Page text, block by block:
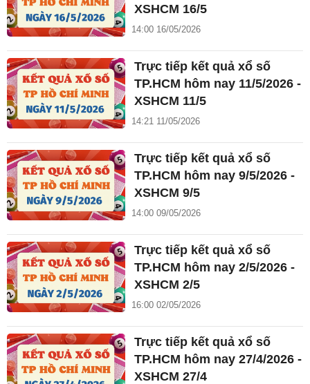
XSHCM 16/5
14:00 16/05/2026
Trực tiếp kết quả xổ số
TP.HCM hôm nay 11/5/2026 -
XSHCM 11/5
14:21 11/05/2026
Trực tiếp kết quả xổ số
TP.HCM hôm nay 9/5/2026 -
XSHCM 9/5
14:00 09/05/2026
Trực tiếp kết quả xổ số
TP.HCM hôm nay 2/5/2026 -
XSHCM 2/5
16:00 02/05/2026
Trực tiếp kết quả xổ số
TP.HCM hôm nay 27/4/2026 -
XSHCM 27/4